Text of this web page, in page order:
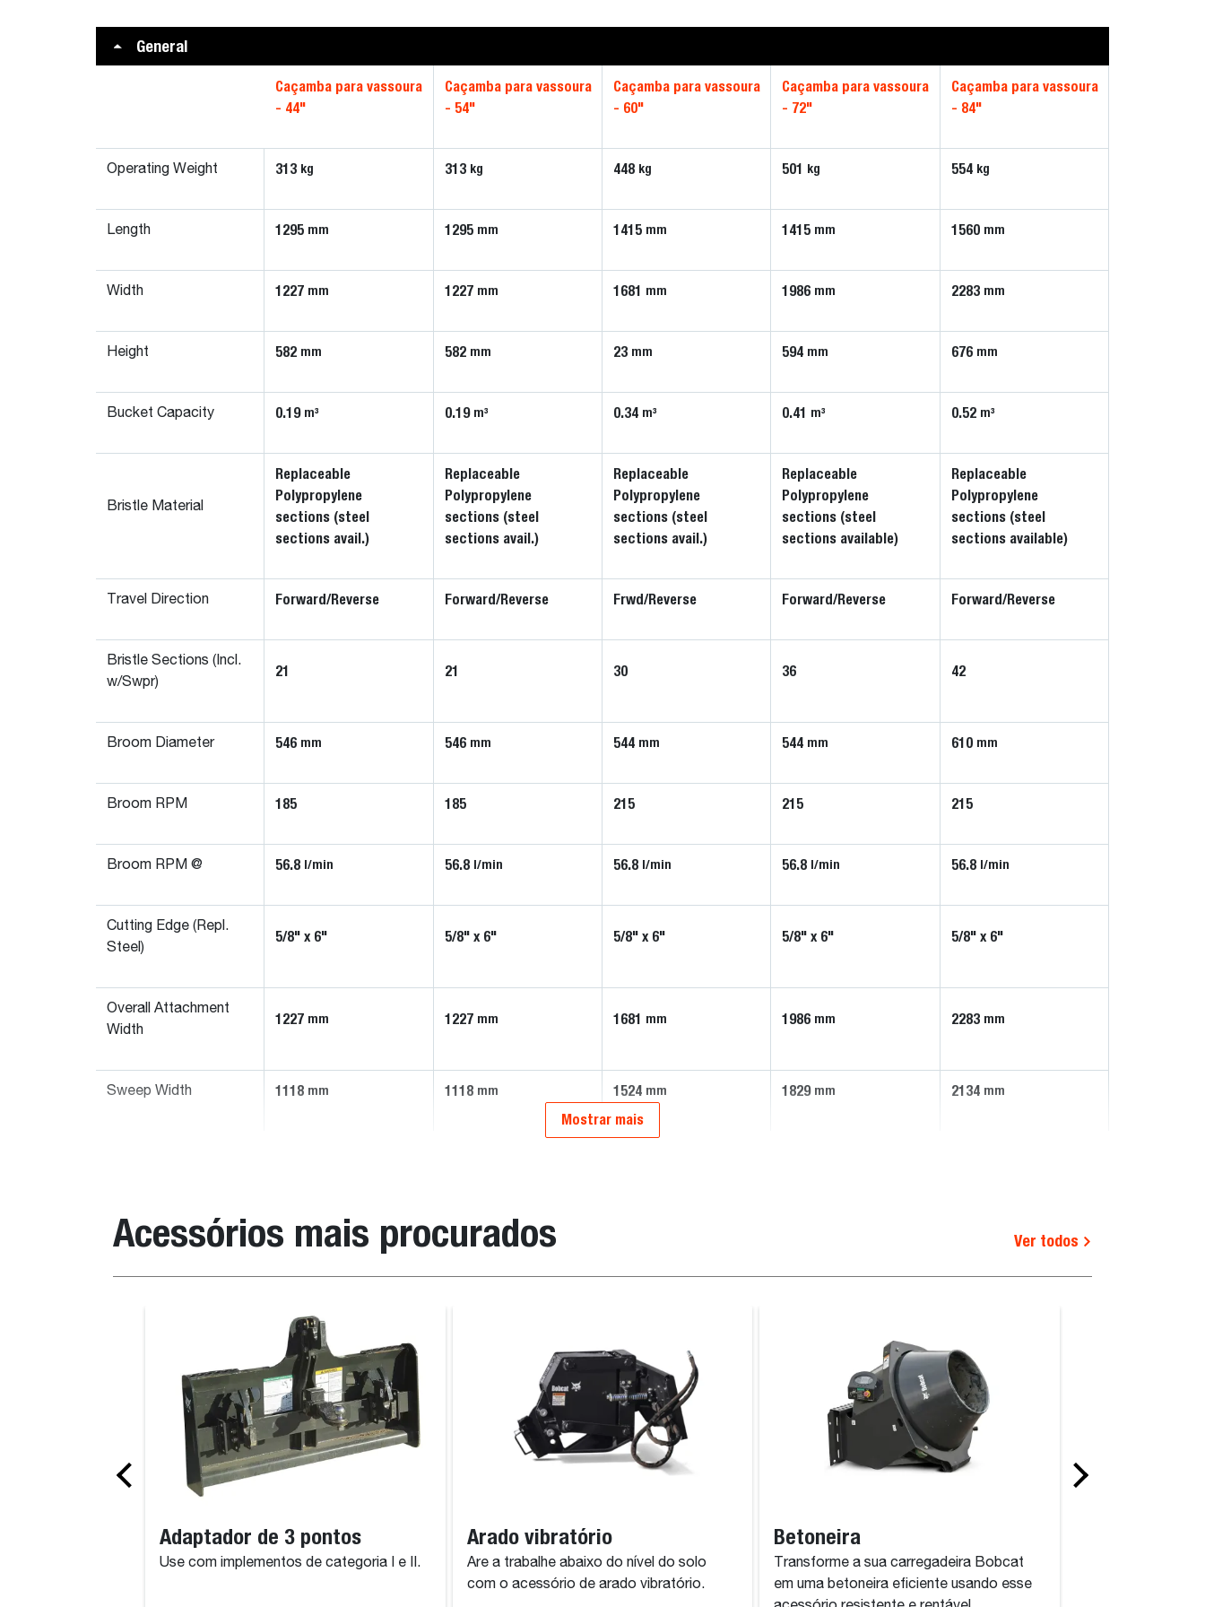
General
Caçamba para vassoura
- 44"
Caçamba para vassoura
- 54"
Caçamba para vassoura
- 60"
Caçamba para vassoura
- 72"
Caçamba para vassoura
- 84"
Operating Weight 313 kg 313 kg 448 kg 501 kg 554 kg
Length 1295 mm 1295 mm 1415 mm 1415 mm 1560 mm
Width 1227 mm 1227 mm 1681 mm 1986 mm 2283 mm
Height 582 mm 582 mm 23 mm 594 mm 676 mm
Bucket Capacity 0.19 m³ 0.19 m³ 0.34 m³ 0.41 m³ 0.52 m³
Bristle Material
Replaceable
Polypropylene
sections (steel
sections avail.)
Replaceable
Polypropylene
sections (steel
sections avail.)
Replaceable
Polypropylene
sections (steel
sections avail.)
Replaceable
Polypropylene
sections (steel
sections available)
Replaceable
Polypropylene
sections (steel
sections available)
Travel Direction Forward/Reverse Forward/Reverse Frwd/Reverse Forward/Reverse Forward/Reverse
Bristle Sections (Incl.
w/Swpr)
21 21 30 36 42
Broom Diameter 546 mm 546 mm 544 mm 544 mm 610 mm
Broom RPM 185 185 215 215 215
Broom RPM @ 56.8 l/min 56.8 l/min 56.8 l/min 56.8 l/min 56.8 l/min
Cutting Edge (Repl.
Steel)
5/8" x 6" 5/8" x 6" 5/8" x 6" 5/8" x 6" 5/8" x 6"
Overall Attachment
Width
1227 mm 1227 mm 1681 mm 1986 mm 2283 mm
Sweep Width 1118 mm 1118 mm 1524 mm 1829 mm 2134 mm
Mostrar mais
Acessórios mais procurados Ver todos
Adaptador de 3 pontos
Use com implementos de categoria I e II.
Arado vibratório
Are a trabalhe abaixo do nível do solo
com o acessório de arado vibratório.
Betoneira
Transforme a sua carregadeira Bobcat
em uma betoneira eficiente usando esse